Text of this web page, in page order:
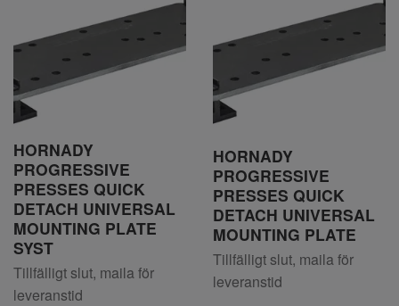
HORNADY
PROGRESSIVE
PRESSES QUICK
DETACH UNIVERSAL
MOUNTING PLATE
SYST
Tillfälligt slut, maila för
leveranstid
HORNADY
PROGRESSIVE
PRESSES QUICK
DETACH UNIVERSAL
MOUNTING PLATE
Tillfälligt slut, maila för
leveranstid